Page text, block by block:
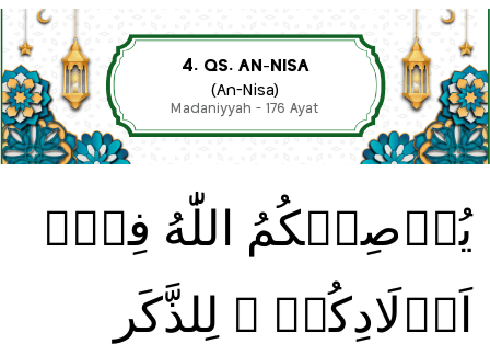
4. QS. AN-NISA
(An-Nisa)
Madaniyyah - 176 Ayat
يُوۡصِيۡكُمُ اللّٰهُ فِىۡۤ
اَوۡلَادِكُمۡ‌ ۖ لِلذَّكَرِ